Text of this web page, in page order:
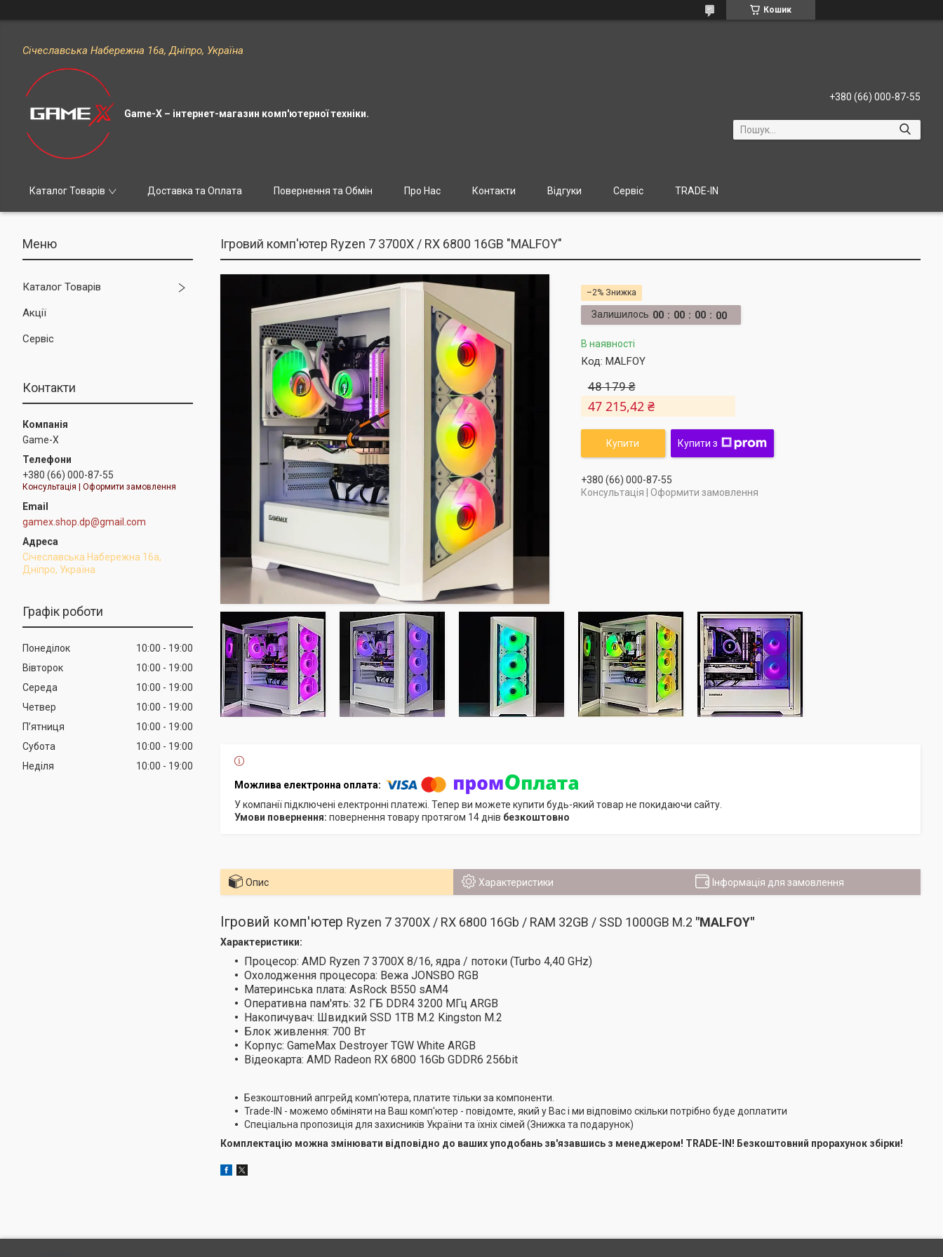
Кошик
Січеславська Набережна 16а, Дніпро, Україна
Game-X – інтернет-магазин комп'ютерної техніки.
+380 (66) 000-87-55
Каталог Товарів Доставка та Оплата Повернення та Обмін Про Нас Контакти Відгуки Сервіс TRADE-IN
Каталог Товарів
Акції
Сервіс
Контакти
Game-X
+380 (66) 000-87-55
Консультація | Оформити замовлення
gamex.shop.dp@gmail.com
Січеславська Набережна 16а,
Дніпро, Україна
Графік роботи
Понеділок 10:00
19:00
Вівторок
10:00
19:00
Середа
10:00
19:00
Четвер
10:00
19:00
Пʼятниця
10:00
19:00
Субота
10:00
19:00
Неділя
10:00 19:00
Ігровий комп'ютер Ryzen 7 3700X / RX 6800 16GB "MALFOY"
–2%
Залишилось 00 00 00 00
В наявності
Код: MALFOY
48 179 ₴
47 215,42 ₴
Купити Купити з
+380 (66) 000-87-55
Консультація | Оформити замовлення
У компанії підключені електронні платежі. Тепер ви можете купити будь-який товар не покидаючи сайту.
повернення товару протягом 14 днів безкоштовно
Опис Характеристики Інформація для замовлення
Ігровий комп'ютер Ryzen 7 3700X / RX 6800 16Gb / RAM 32GB / SSD 1000GB M.2 "MALFOY"
Характеристики:
Процесор: AMD Ryzen 7 3700X 8/16, ядра / потоки (Turbo 4,40 GHz)
Охолодження процесора: Вежа JONSBO RGB
Материнська плата: AsRock B550 sAM4
Оперативна пам'ять: 32 ГБ DDR4 3200 МГц ARGB
Накопичувач: Швидкий SSD 1TB M.2 Kingston M.2
Блок живлення: 700 Вт
Корпус: GameMax Destroyer TGW White ARGB
Відеокарта: AMD Radeon RX 6800 16Gb GDDR6 256bit
Безкоштовний апгрейд комп'ютера, платите тільки за компоненти.
Trade-IN - можемо обміняти на Ваш комп'ютер - повідомте, який у Вас і ми відповімо скільки потрібно буде доплатити
Спеціальна пропозиція для захисників України та їхніх сімей (Знижка та подарунок)
Комплектацію можна змінювати відповідно до ваших уподобань зв'язавшись з менеджером! TRADE-IN! Безкоштовний прорахунок збірки!